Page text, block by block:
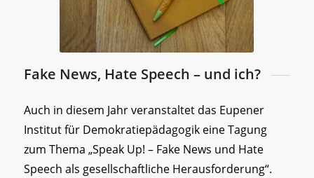
Fake News, Hate Speech – und ich?
Auch in diesem Jahr veranstaltet das Eupener
Institut für Demokratiepädagogik eine Tagung
zum Thema „Speak Up! – Fake News und Hate
Speech als gesellschaftliche Herausforderung“.